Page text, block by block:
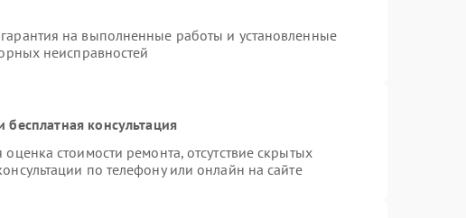
на выполненные работы и установленные
неисправностей
консультация
стоимости ремонта, отсутствие скрытых
по телефону или онлайн на сайте